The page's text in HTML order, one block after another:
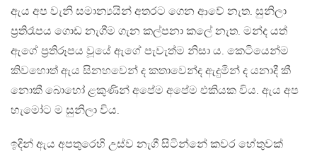
ඇය අප වැනි සමාන්‍යයින් අතරට ගෙන ආවේ නැත. සුනිලා
ප්‍රතිරෑපය ගොඩ නැගීම ගැන කල්පනා කලේ නැත. මන්ද යත්
ඇගේ ප්‍රතිරූපය වූයේ ඇගේ පැවැත්ම නිසා ය‍. කෙටියෙන්ම
කිවහොත් ඇය සිනහවෙන් ද කතාවෙන්ද ඇදුමින් ද යනාදී කී
නොකී බොහෝ ළකුණින් අපේම අපේම එකියක විය. ඇය අප
හැමෝට ම සුනිලා විය.
ඉදින් ඇය අපතුරෙහි උස්ව නැගී සිටින්නේ කවර හේතුවක්